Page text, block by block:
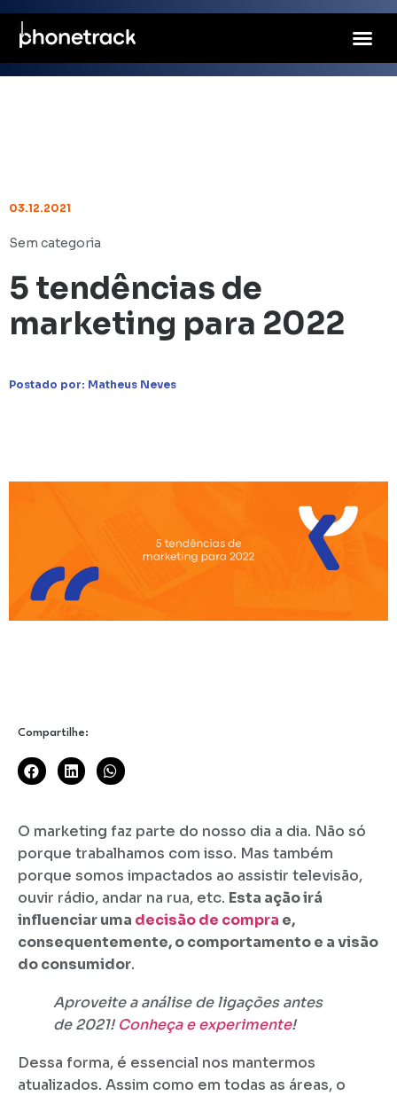
03.12.2021
Sem categoria
5 tendências de
marketing para 2022
Postado por: Matheus Neves
Compartilhe:
O marketing faz parte do nosso dia a dia. Não só
porque trabalhamos com isso. Mas também
porque somos impactados ao assistir televisão,
ouvir rádio, andar na rua, etc. Esta ação irá
influenciar uma decisão de compra e,
consequentemente, o comportamento e a visão
do consumidor.
Aproveite a análise de ligações antes
de 2021!Conheça e experimente!
Dessa forma, é essencial nos mantermos
atualizados. Assim como em todas as áreas, o